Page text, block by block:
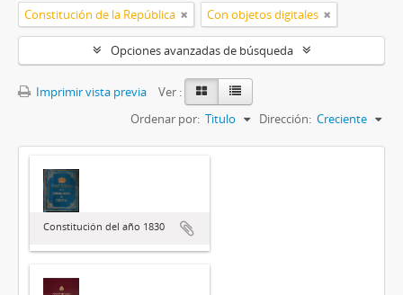
Constitución de la República Con objetos digitales
Opciones avanzadas de búsqueda
Imprimir vista previa
Ver :
Ordenar por: Titulo Dirección: Creciente
Constitución del año 1830